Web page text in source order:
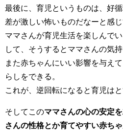
最後に、育児というものは、好
差が激しい怖いものだなーと感じ
ママさんが育児生活を楽しんで
して、そうするとママさんの気
また赤ちゃんにいい影響を与え
らしをできる。
これが、逆回転になると育児はと
そしてこのママさんの心の安定
さんの性格とか育てやすい赤ち